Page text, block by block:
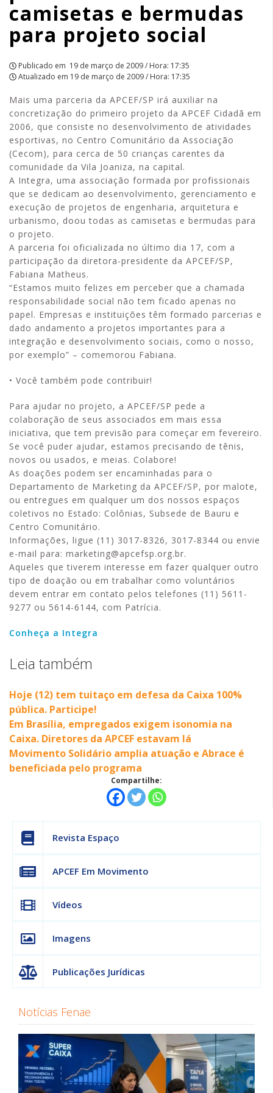
|
APCEF/SP
camisetas e bermudas
para projeto social
Publicado em 19 de março de 2009 / Hora: 17:35
Atualizado em 19 de março de 2009 / Hora: 17:35
Mais uma parceria da APCEF/SP irá auxiliar na
concretização do primeiro projeto da APCEF Cidadã em
2006, que consiste no desenvolvimento de atividades
esportivas, no Centro Comunitário da Associação
(Cecom), para cerca de 50 crianças carentes da
comunidade da Vila Joaniza, na capital.
A Integra, uma associação formada por profissionais
que se dedicam ao desenvolvimento, gerenciamento e
execução de projetos de engenharia, arquitetura e
urbanismo, doou todas as camisetas e bermudas para
o projeto.
A parceria foi oficializada no último dia 17, com a
participação da diretora-presidente da APCEF/SP,
Fabiana Matheus.
“Estamos muito felizes em perceber que a chamada
responsabilidade social não tem ficado apenas no
papel. Empresas e instituições têm formado parcerias e
dado andamento a projetos importantes para a
integração e desenvolvimento sociais, como o nosso,
por exemplo” – comemorou Fabiana.
• Você também pode contribuir!
Para ajudar no projeto, a APCEF/SP pede a
colaboração de seus associados em mais essa
iniciativa, que tem previsão para começar em fevereiro.
Se você puder ajudar, estamos precisando de tênis,
novos ou usados, e meias. Colabore!
As doações podem ser encaminhadas para o
Departamento de Marketing da APCEF/SP, por malote,
ou entregues em qualquer um dos nossos espaços
coletivos no Estado: Colônias, Subsede de Bauru e
Centro Comunitário.
Informações, ligue (11) 3017-8326, 3017-8344 ou envie
e-mail para: marketing@apcefsp.org.br.
Aqueles que tiverem interesse em fazer qualquer outro
tipo de doação ou em trabalhar como voluntários
devem entrar em contato pelos telefones (11) 5611-
9277 ou 5614-6144, com Patrícia.
Conheça a Integra
Leia também
Hoje (12) tem tuitaço em defesa da Caixa 100%
pública. Participe!
Em Brasília, empregados exigem isonomia na
Caixa. Diretores da APCEF estavam lá
Movimento Solidário amplia atuação e Abrace é
beneficiada pelo programa
Compartilhe:
Revista Espaço
APCEF Em Movimento
Vídeos
Imagens
Publicações Jurídicas
Notícias Fenae